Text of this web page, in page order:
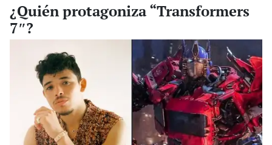
¿Quién protagoniza “Transformers
7″?